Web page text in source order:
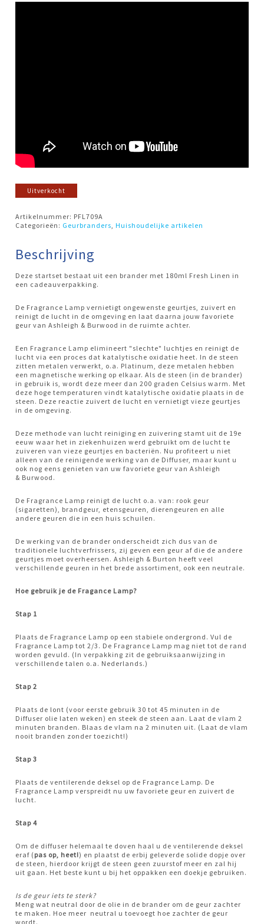
Uitverkocht
Artikelnummer: PFL709A
Categorieën: Geurbranders ,Huishoudelijke artikelen
Beschrijving
Deze startset bestaat uit een brander met 180ml Fresh Linen in
een cadeauverpakking.
De Fragrance Lamp vernietigt ongewenste geurtjes, zuivert en
reinigt de lucht in de omgeving en laat daarna jouw favoriete
geur van Ashleigh & Burwood in de ruimte achter.
Een Fragrance Lamp elimineert "slechte" luchtjes en reinigt de
lucht via een proces dat katalytische oxidatie heet. In de steen
zitten metalen verwerkt, o.a. Platinum, deze metalen hebben
een magnetische werking op elkaar. Als de steen (in de brander)
in gebruik is, wordt deze meer dan 200 graden Celsius warm. Met
deze hoge temperaturen vindt katalytische oxidatie plaats in de
steen. Deze reactie zuivert de lucht en vernietigt vieze geurtjes
in de omgeving.
Deze methode van lucht reiniging en zuivering stamt uit de 19e
eeuw waar het in ziekenhuizen werd gebruikt om de lucht te
zuiveren van vieze geurtjes en bacteriën. Nu profiteert u niet
alleen van de reinigende werking van de Diffuser, maar kunt u
ook nog eens genieten van uw favoriete geur van Ashleigh
& Burwood.
De Fragrance Lamp reinigt de lucht o.a. van: rook geur
(sigaretten), brandgeur, etensgeuren, dierengeuren en alle
andere geuren die in een huis schuilen.
De werking van de brander onderscheidt zich dus van de
traditionele luchtverfrissers, zij geven een geur af die de andere
geurtjes moet overheersen. Ashleigh & Burton heeft veel
verschillende geuren in het brede assortiment, ook een neutrale.
Hoe gebruik je de Fragance Lamp?
Stap 1
Plaats de Fragrance Lamp op een stabiele ondergrond. Vul de
Fragrance Lamp tot 2/3. De Fragrance Lamp mag niet tot de rand
worden gevuld. (In verpakking zit de gebruiksaanwijzing in
verschillende talen o.a. Nederlands.)
Stap 2
Plaats de lont (voor eerste gebruik 30 tot 45 minuten in de
Diffuser olie laten weken) en steek de steen aan. Laat de vlam 2
minuten branden. Blaas de vlam na 2 minuten uit. (Laat de vlam
nooit branden zonder toezicht!)
Stap 3
Plaats de ventilerende deksel op de Fragrance Lamp. De
Fragrance Lamp verspreidt nu uw favoriete geur en zuivert de
lucht.
Stap 4
Om de diffuser helemaal te doven haal u de ventilerende deksel
eraf ( pas op, heet!) en plaatst de erbij geleverde solide dopje over
de steen, hierdoor krijgt de steen geen zuurstof meer en zal hij
uit gaan. Het beste kunt u bij het oppakken een doekje gebruiken.
Is de geur iets te sterk?
Meng wat neutral door de olie in de brander om de geur zachter
te maken. Hoe meer neutral u toevoegt hoe zachter de geur
wordt.